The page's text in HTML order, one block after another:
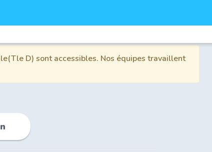
D) sont accessibles. Nos équipes travaillent